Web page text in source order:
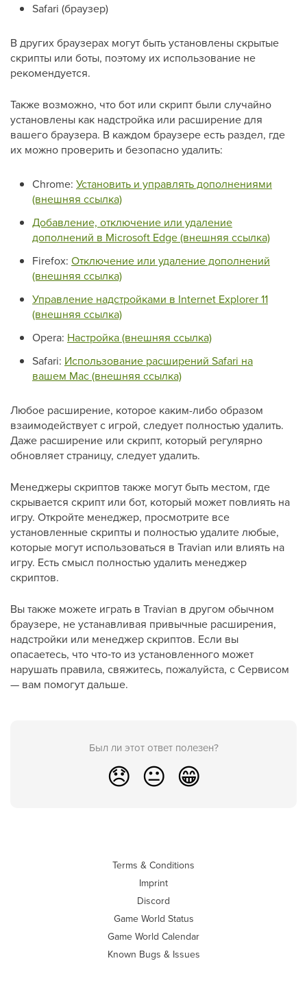
Safari (браузер)
В других браузерах могут быть установлены скрытые
скрипты или боты, поэтому их использование не
рекомендуется.
Также возможно, что бот или скрипт были случайно
установлены как надстройка или расширение для
вашего браузера. В каждом браузере есть раздел, где
их можно проверить и безопасно удалить:
Chrome: Установить и управлять дополнениями
(внешняя ссылка)
Добавление, отключение или удаление
дополнений в Microsoft Edge (внешняя ссылка)
Firefox: Отключение или удаление дополнений
(внешняя ссылка)
Управление надстройками в Internet Explorer 11
(внешняя ссылка)
Opera: Настройка (внешняя ссылка)
Safari: Использование расширений Safari на
вашем Mac (внешняя ссылка)
Любое расширение, которое каким-либо образом
взаимодействует с игрой, следует полностью удалить.
Даже расширение или скрипт, который регулярно
обновляет страницу, следует удалить.
Менеджеры скриптов также могут быть местом, где
скрывается скрипт или бот, который может повлиять на
игру. Откройте менеджер, просмотрите все
установленные скрипты и полностью удалите любые,
которые могут использоваться в Travian или влиять на
игру. Есть смысл полностью удалить менеджер
скриптов.
Вы также можете играть в Travian в другом обычном
браузере, не устанавливая привычные расширения,
надстройки или менеджер скриптов. Если вы
опасаетесь, что что‑то из установленного может
нарушать правила, свяжитесь, пожалуйста, с Сервисом
— вам помогут дальше.
Был ли этот ответ полезен?
😞 😐 😁
Terms & Conditions
Imprint
Discord
Game World Status
Game World Calendar
Known Bugs & Issues